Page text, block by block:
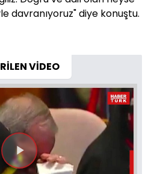
davranıyoruz" diye konuştu.
VİDEO
Videoyu